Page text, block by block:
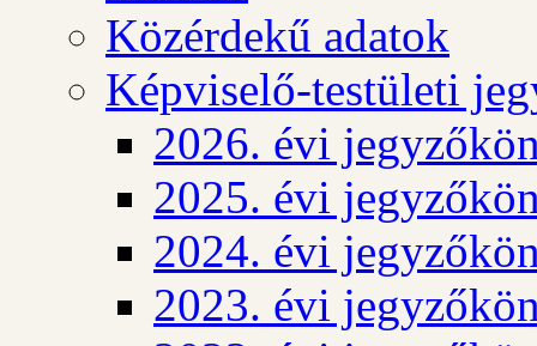
Közérdekű adatok
Képviselő-testületi
2026. évi
2025. évi
2024. évi
2023. évi